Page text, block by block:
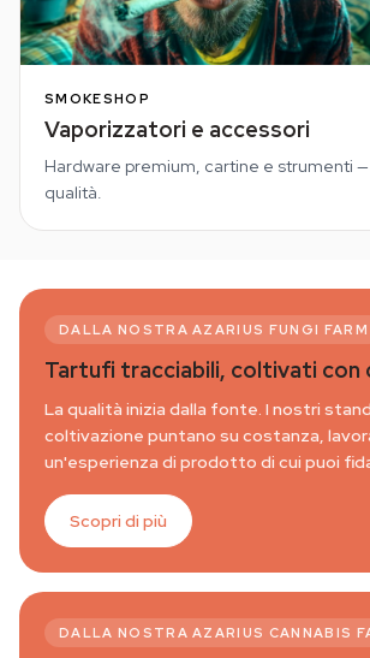
SMOKESHOP
Vaporizzatori e accessori
Hardware premium, cartine e strumenti
qualità.
DALLA NOSTRA AZARIUS FUNGI FARM
Tartufi tracciabili, coltivati con
La qualità inizia dalla fonte. I nostri
coltivazione puntano su costanza,
un'esperienza di prodotto di cui puoi
Scopri di più
DALLA NOSTRA AZARIUS CANNABIS